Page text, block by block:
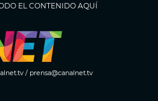
EL CONTENIDO AQUÍ
/ prensa@canalnet.tv